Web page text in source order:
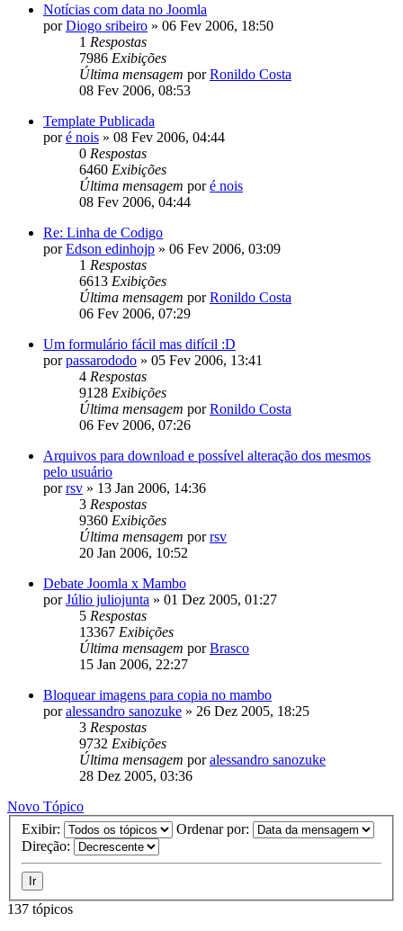
Notícias com data no Joomla
porDiogo sribeiro » 06 Fev 2006, 18:50
1 Respostas
7986 Exibições
Última mensagem porRonildo Costa
08 Fev 2006, 08:53
Template Publicada
poré nois » 08 Fev 2006, 04:44
0 Respostas
6460 Exibições
Última mensagem poré nois
08 Fev 2006, 04:44
Re: Linha de Codigo
porEdson edinhojp » 06 Fev 2006, 03:09
1 Respostas
6613 Exibições
Última mensagem porRonildo Costa
06 Fev 2006, 07:29
Um formulário fácil mas difícil :D
porpassarododo » 05 Fev 2006, 13:41
4 Respostas
9128 Exibições
Última mensagem porRonildo Costa
06 Fev 2006, 07:26
Arquivos para download e possível alteração dos mesmos
pelo usuário
porrsv » 13 Jan 2006, 14:36
3 Respostas
9360 Exibições
Última mensagem porrsv
20 Jan 2006, 10:52
Debate Joomla x Mambo
porJúlio juliojunta » 01 Dez 2005, 01:27
5 Respostas
13367 Exibições
Última mensagem porBrasco
15 Jan 2006, 22:27
Bloquear imagens para copia no mambo
poralessandro sanozuke » 26 Dez 2005, 18:25
3 Respostas
9732 Exibições
Última mensagem poralessandro sanozuke
28 Dez 2005, 03:36
Novo Tópico
Exibir:
Ordenar por:
Direção:
137 tópicos